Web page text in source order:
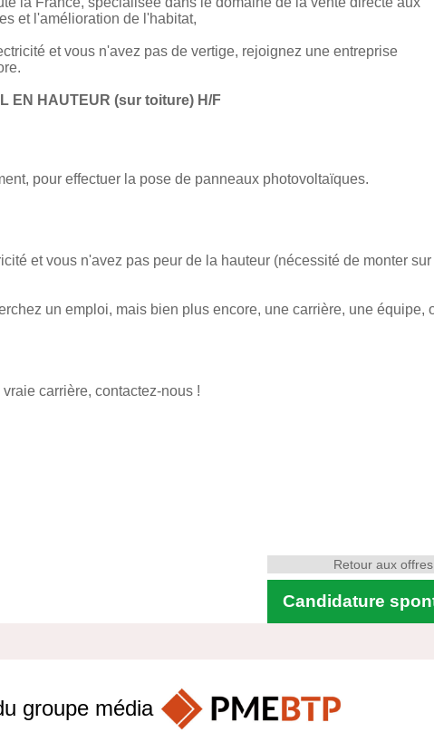
et l'amélioration de l'habitat,
et vous n'avez pas de vertige, rejoignez une entreprise
EN HAUTEUR (sur toiture) H/F
pour effectuer la pose de panneaux photovoltaïques.
et vous n'avez pas peur de la hauteur (nécessité de monter sur
un emploi, mais bien plus encore, une carrière, une équipe,
carrière, contactez-nous !
Candidature
Retour aux offres
groupe média